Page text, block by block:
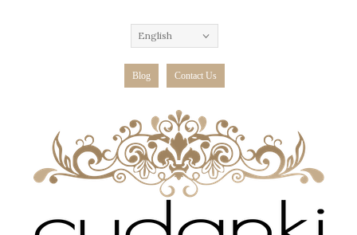
English
Blog Contact Us